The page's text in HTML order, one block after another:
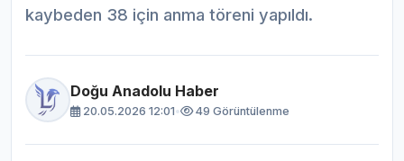
kaybeden 38 için anma töreni yapıldı.
Doğu Anadolu Haber
20.05.2026 12:01• 49 Görüntülenme